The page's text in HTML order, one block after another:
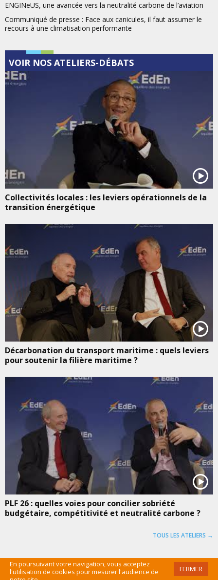
En poursuivant votre navigation, vous acceptez
l'utilisation de cookies pour mesurer l'audience de
FERMER
ENGINeUS, une avancée vers la neutralité carbone de l’aviation
Communiqué de presse : Face aux canicules, il faut assumer le
recours à une climatisation performante
VOIR NOS ATELIERS-DÉBATS
Collectivités locales : les leviers opérationnels de la
transition énergétique
Décarbonation du transport maritime : quels leviers
pour soutenir la filière maritime ?
PLF 26 : quelles voies pour concilier sobriété
budgétaire, compétitivité et neutralité carbone ?
TOUS LES ATELIERS →
©EDEN 2016 /MENTIONS LÉGALES/CGU/PLAN DU SITE /ADMIN